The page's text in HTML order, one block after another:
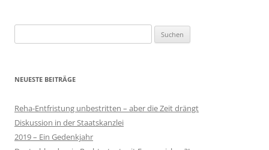
nach:
NEUESTE BEITRÄGE
Reha-Entfristung unbestritten – aber die Zeit drängt
Diskussion in der Staatskanzlei
2019 – Ein Gedenkjahr